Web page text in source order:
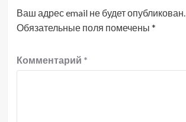
Ваш адрес email не будет опубликован.
Обязательные поля помечены *
Комментарий *